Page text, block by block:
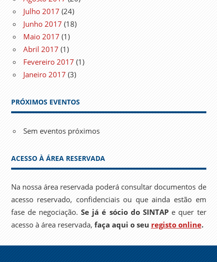
Julho 2017 (24)
Junho 2017 (18)
Maio 2017 (1)
Abril 2017 (1)
Fevereiro 2017 (1)
Janeiro 2017 (3)
PRÓXIMOS EVENTOS
Sem eventos próximos
ACESSO À ÁREA RESERVADA
Na nossa área reservada poderá consultar documentos de
acesso reservado, confidenciais ou que ainda estão em
fase de negociação.Se já é sócio do SINTAPe quer ter
acesso à área reservada, faça aqui o seu registo online.